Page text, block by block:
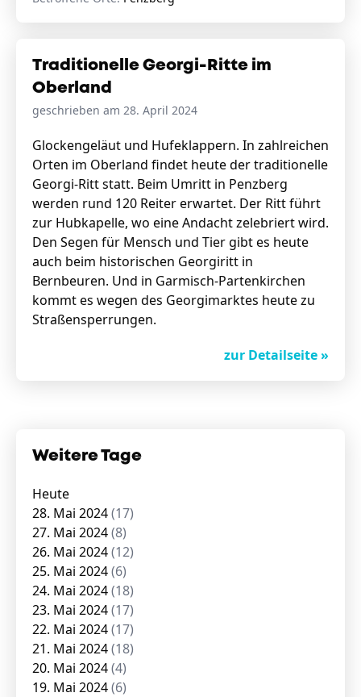
Traditionelle Georgi-Ritte im
Oberland
geschrieben am 28. April 2024
Glockengeläut und Hufeklappern. In zahlreichen
Orten im Oberland findet heute der traditionelle
Georgi-Ritt statt. Beim Umritt in Penzberg
werden rund 120 Reiter erwartet. Der Ritt führt
zur Hubkapelle, wo eine Andacht zelebriert wird.
Den Segen für Mensch und Tier gibt es heute
auch beim historischen Georgiritt in
Bernbeuren. Und in Garmisch-Partenkirchen
kommt es wegen des Georgimarktes heute zu
Straßensperrungen.
zur Detailseite »
Weitere Tage
Heute
28. Mai 2024(17)
27. Mai 2024(8)
26. Mai 2024(12)
25. Mai 2024(6)
24. Mai 2024(18)
23. Mai 2024(17)
22. Mai 2024(17)
21. Mai 2024(18)
20. Mai 2024(4)
19. Mai 2024(6)